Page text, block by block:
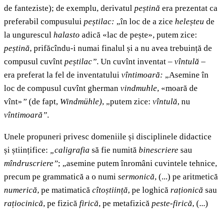
de fanteziste); de exemplu, derivatul peștină era prezentat ca
preferabil compusului peștilac: „în loc de a zice heleșteu de
la ungurescul halasto adică «lac de pește», putem zice:
peștină, prifăcîndu-i numai finalul și a nu avea trebuință de
compusul cuvînt peștilac”. Un cuvînt inventat – vîntulă –
era preferat la fel de inventatului vîntimoară: „Asemine în
loc de compusul cuvînt gherman vindmuhle, «moară de
vînt»” (de fapt, Windmühle), „putem zice: vîntulă, nu
vîntimoară”.
Unele propuneri privesc domeniile și disciplinele didactice
și științifice: „caligrafia să fie numită binescriere sau
mîndruscriere”; „asemine putem înromâni cuvintele tehnice,
precum pe grammatică a o numi sermonică, (...) pe aritmetică
numerică, pe matimatică cîtoștiință, pe loghică raționică sau
rațiocinică, pe fizică firică, pe metafizică peste-firică, (...)